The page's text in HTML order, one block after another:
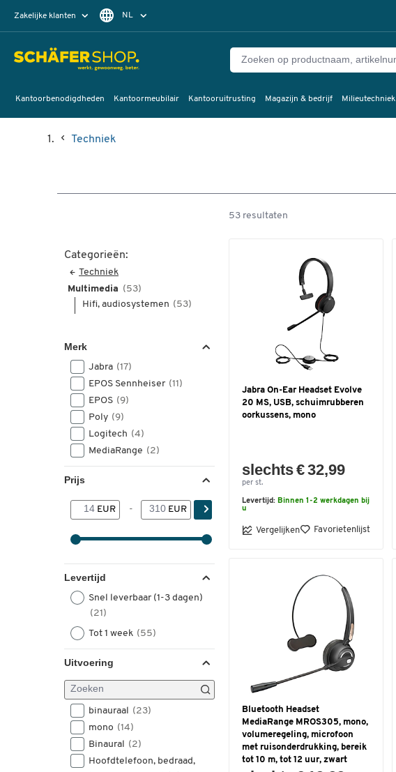
Zakelijke klanten NL
Kantoorbenodigdheden Kantoormeubilair Kantooruitrusting Magazijn & bedrijf Milieutechniek
Techniek
Categorieën:
Techniek
Multimedia (53)
Hifi, audiosystemen (53)
Merk
Jabra (17)
EPOS Sennheiser (11)
EPOS (9)
Poly (9)
Logitech (4)
MediaRange (2)
Prijs
EUR - EUR
Levertijd
Snel leverbaar (1-3 dagen)
(21)
Tot 1 week (55)
Uitvoering
binauraal (23)
mono (14)
Binaural (2)
Hoofdtelefoon, bedraad,
53 resultaten
Jabra On-Ear Headset Evolve
20 MS, USB, schuimrubberen
oorkussens, mono
slechts € 32,99
per st.
Levertijd: Binnen 1-2 werkdagen bij
u
Vergelijken Favorietenlijst
Bluetooth Headset
MediaRange MROS305, mono,
volumeregeling, microfoon
met ruisonderdrukking, bereik
tot 10 m, tot 12 uur, zwart